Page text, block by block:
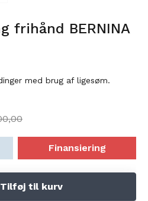
frihånd BERNINA
med brug af ligesøm.
Finansiering
Tilføj til kurv